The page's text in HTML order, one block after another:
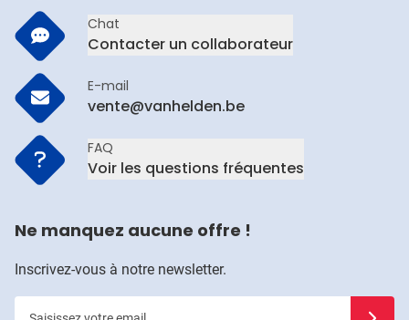
Chat
Contacter un collaborateur
E-mail
vente@vanhelden.be
FAQ
Voir les questions fréquentes
Ne manquez aucune offre !
Inscrivez-vous à notre newsletter.